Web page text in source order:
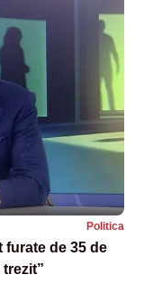
Politica
furate de 35 de